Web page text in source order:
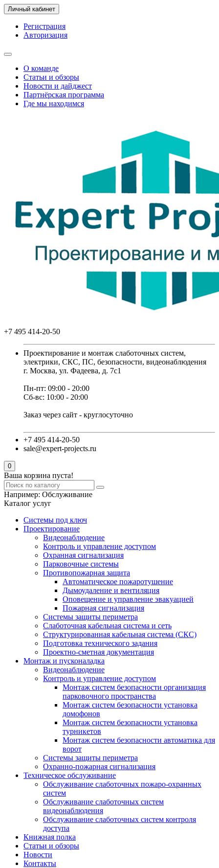
Личный кабинет
Регистрация
Авторизация
О команде
Статьи и обзоры
Новости и дайджест
Партнёрская программа
Где мы находимся
+7 495 414-20-50
Проектирование и монтаж слаботочных систем,
электрики, СКС, ПС, безопасности, видеонаблюдения
г. Москва, ул. Фадеева, д. 7с1
Пн-пт: 09:00 - 20:00
Сб-вс: 10:00 - 20:00
Заказ через сайт - круглосуточно
+7 495 414-20-50
sale@expert-projects.ru
0
Ваша корзина пуста!
Например: Обслуживание
Каталог услуг
Системы под ключ
Проектирование
Видеонаблюдение
Контроль и управление доступом
Охранная сигнализация
Парковочные системы
Противопожарная защита
Автоматическое пожаротушение
Дымоудаление и вентиляция
Оповещение и управление эвакуацией
Пожарная сигнализация
Системы защиты периметра
Слаботочная кабельная система и сеть
Структурированная кабельная система (СКС)
Подготовка технического задания
Проектно-сметная документация
Монтаж и пусконаладка
Видеонаблюдение
Контроль и управление доступом
Монтаж систем безопасности организация
парковочного пространства
Монтаж систем безопасности установка
домофонов
Монтаж систем безопасности установка
турникетов
Монтаж систем безопасности автоматика для
ворот
Системы защиты периметра
Охранно-пожарная сигнализация
Техническое обслуживание
Обслуживание слаботочных пожаро-охранных
систем
Обслуживание слаботочных систем
видеонаблюдения
Обслуживание слаботочных систем контроля
доступа
Книжная полка
Статьи и обзоры
Новости
Контакты